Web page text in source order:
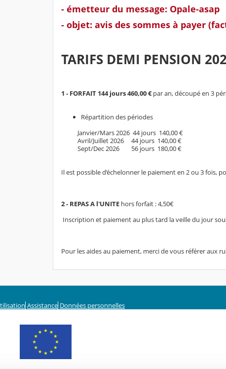
- émetteur du message: Opale-asap
- objet: avis des sommes à payer
TARIFS DEMI PENSION
1 - FORFAIT 144 jours 460,00 €par an, découpé en 3
Répartition des périodes
Janvier/Mars 2026 44 jours 140,00 €
Avril/Juillet 2026 44 jours 140,00 €
Sept/Dec 2026 56 jours 180,00 €
Il est possible d’échelonner le paiement en 2 ou 3 fois,
2 - REPAS A l'UNITE hors forfait : 4,50€
Inscription et paiement au plus tard la veille du jour
Pour les aides au paiement, merci de vous référer aux
Assistance Données personnelles